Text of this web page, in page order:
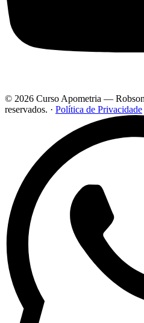
© 2026 Curso Apometria —
reservados. · Política de Privacidade